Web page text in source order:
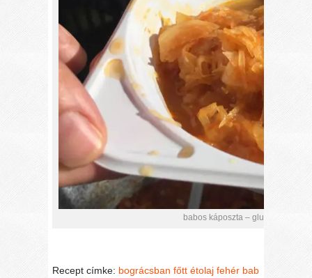
babos káposzta – gluténmentes
Recept címke: bográcsban főtt étolaj fehér bab